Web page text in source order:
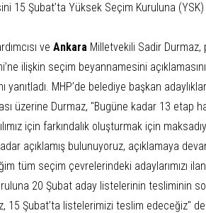
15 Şubat’ta Yüksek Seçim Kuruluna
ve Ankara Milletvekili Sadir
ilişkin seçim beyannamesini
yanıtladı. MHP’de belediye başkan
üzerine Durmaz, "Bugüne kadar 13 etap
için farkındalık oluşturmak için
açıklamış bulunuyoruz, açıklamaya
tüm seçim çevrelerindeki adaylarımızı
20 Şubat aday listelerinin tesliminin
15 Şubat’ta listelerimizi teslim edeceğiz"